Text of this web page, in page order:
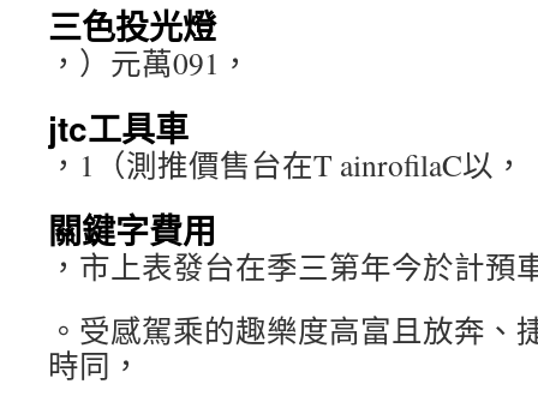
三色投光燈
，）元萬091，
jtc工具車
，1（測推價售台在T ainrofilaC以，
關鍵字費用
，市上表發台在季三第年今於計預
。受感駕乘的趣樂度高富且放奔、
時同，